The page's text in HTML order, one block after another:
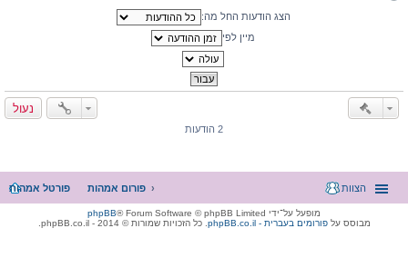
הצג הודעות החל מה:
מיין לפי
נעול
2 הודעות
פורטל אמהות פורום אמהות הצוות
מופעל על־ידי phpBB® Forum Software © phpBB Limited
מבוסס עלphpBB.co.il - פורומים בעברית . כל הזכויות שמורות © 2014 - phpBB.co.il.